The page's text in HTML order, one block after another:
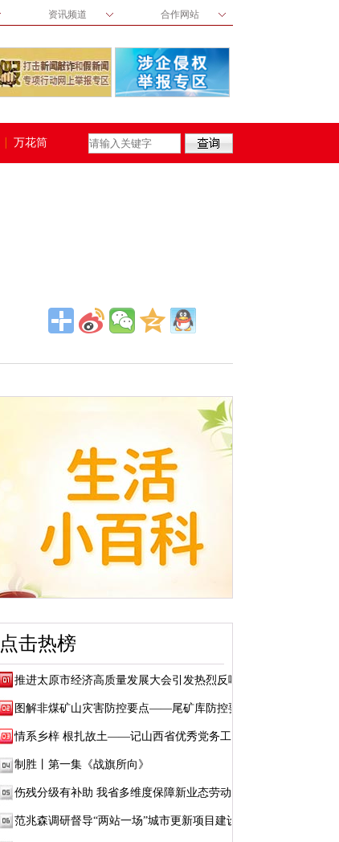
资讯频道 合作网站
万花筒
点击热榜
推进太原市经济高质量发展大会引发热烈反响
图解非煤矿山灾害防控要点——尾矿库防控要点
情系乡梓 根扎故土——记山西省优秀党务工作...
制胜丨第一集《战旗所向》
伤残分级有补助 我省多维度保障新业态劳动者...
范兆森调研督导“两站一场”城市更新项目建设